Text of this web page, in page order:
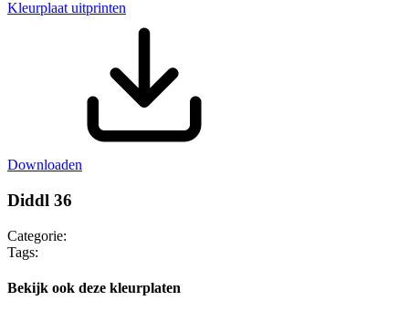
Kleurplaat uitprinten
Downloaden
Diddl 36
Categorie:
Tags:
Bekijk ook deze kleurplaten